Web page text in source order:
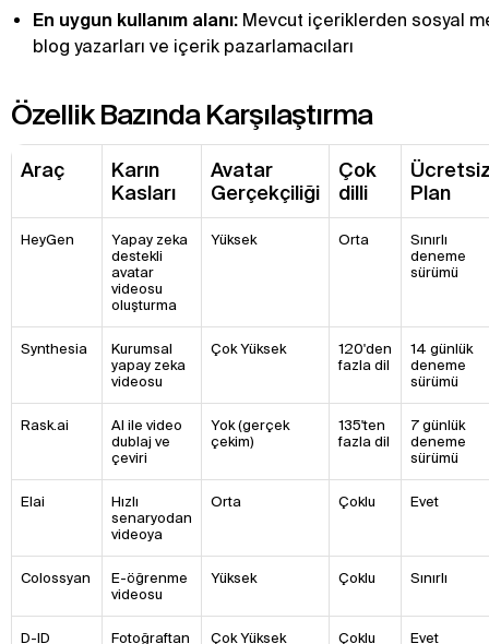
En uygun kullanım alanı: Mevcut içeriklerden sosyal
blog yazarları ve içerik pazarlamacıları
Özellik Bazında Karşılaştırma
Araç
Karın
Kasları
Avatar
Gerçekçiliği
Çok
dilli
Plan
HeyGen
Yapay zeka
destekli
avatar
videosu
oluşturma
Yüksek Orta
Sınırlı
deneme
sürümü
Synthesia
Kurumsal
yapay zeka
videosu
Çok Yüksek
120'den
fazla dil
14 günlük
deneme
sürümü
Rask.ai
AI ile video
dublaj ve
çeviri
Yok (gerçek
çekim)
135'ten
fazla dil
7 günlük
deneme
sürümü
Elai
Hızlı
senaryodan
videoya
Orta Çoklu Evet
Colossyan
E-öğrenme
videosu
Yüksek Çoklu Sınırlı
D-ID Fotoğraftan Çok Yüksek Çoklu Evet